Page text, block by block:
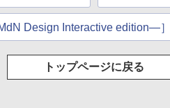
Design Interactive edition―
トップページに戻る